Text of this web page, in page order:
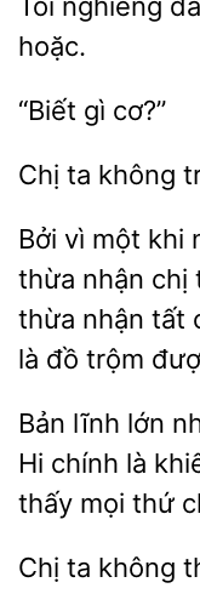
hoặc.
Chị
vì một
thừa nhận chị
thừa nhận tất
là đồ trộm
Bản lĩnh lớn
Hi chính là
thấy mọi thứ
Chị không